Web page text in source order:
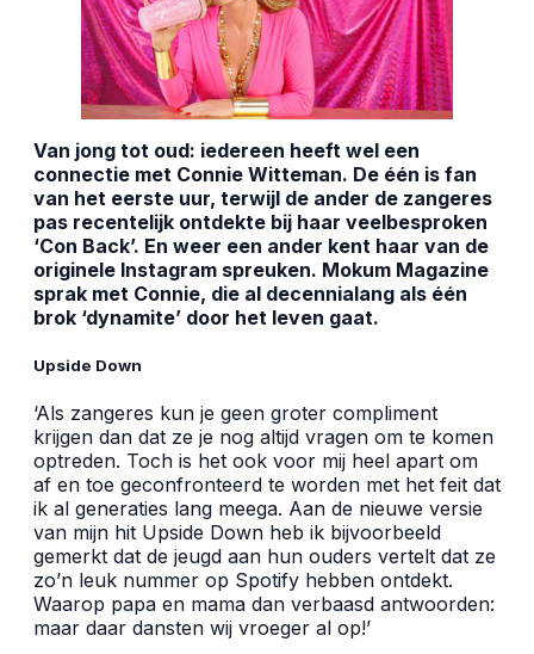
Van jong tot oud: iedereen heeft wel een
connectie met Connie Witteman. De één is fan
van het eerste uur, terwijl de ander de zangeres
pas recentelijk ontdekte bij haar veelbesproken
‘Con Back’. En weer een ander kent haar van de
originele Instagram spreuken. Mokum Magazine
sprak met Connie, die al decennialang als één
brok ‘dynamite’ door het leven gaat.
Upside Down
‘Als zangeres kun je geen groter compliment
krijgen dan dat ze je nog altijd vragen om te komen
optreden. Toch is het ook voor mij heel apart om
af en toe geconfronteerd te worden met het feit dat
ik al generaties lang meega. Aan de nieuwe versie
van mijn hit Upside Down heb ik bijvoorbeeld
gemerkt dat de jeugd aan hun ouders vertelt dat ze
zo’n leuk nummer op Spotify hebben ontdekt.
Waarop papa en mama dan verbaasd antwoorden:
maar daar dansten wij vroeger al op!’